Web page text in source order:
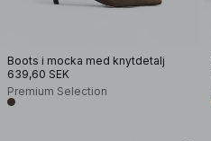
Boots i mocka med knytdetalj
639,60 SEK
Premium Selection